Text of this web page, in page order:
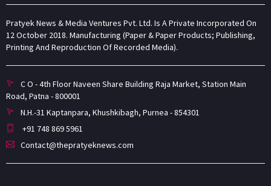
Pratyek News & Media Ventures Pvt. Ltd. Is A Private Incorporated On
12 October 2018. Manufacturing (Paper & Paper Products; Publishing,
Printing And Reproduction Of Recorded Media).
C O - 4th Floor Naveen Share Building Raja Market, Station Main
Road, Patna - 800001
N.H.-31 Kaptanpara, Khushkibagh, Purnea - 854301
+91 748 869 5961
Contact@thepratyeknews.com